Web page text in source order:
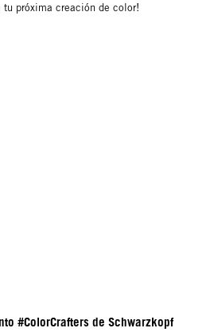
próxima creación de color!
#ColorCrafters de Schwarzkopf